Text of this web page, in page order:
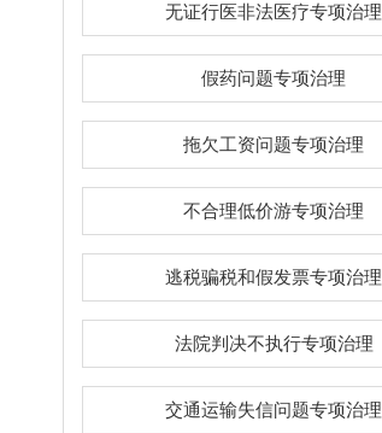
无证行医非法医疗专项治理
假药问题专项治理
拖欠工资问题专项治理
不合理低价游专项治理
逃税骗税和假发票专项治理
法院判决不执行专项治理
交通运输失信问题专项治理